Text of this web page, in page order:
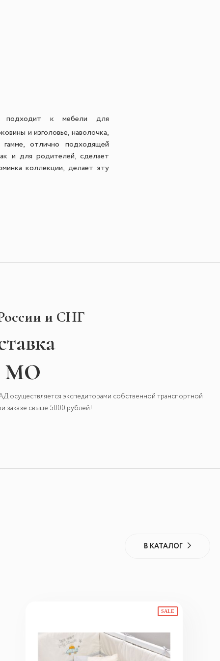
подходит к мебели для
и изголовье, наволочка,
отлично подходящей
и для родителей, сделает
коллекции, делает эту
и СНГ
МО
осуществляется экспедиторами собственной транспортной
заказе свыше 5000 рублей!
В КАТАЛОГ
SALE